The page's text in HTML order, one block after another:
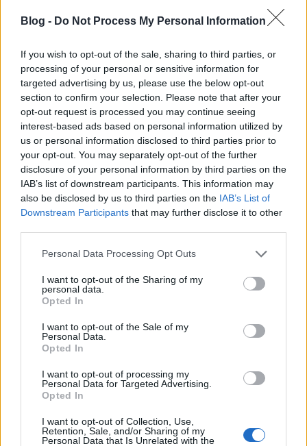
Blog - Do Not Process My Personal Information
If you wish to opt-out of the sale, sharing to third parties, or
processing of your personal or sensitive information for
targeted advertising by us, please use the below opt-out
section to confirm your selection. Please note that after your
opt-out request is processed you may continue seeing
interest-based ads based on personal information utilized by
us or personal information disclosed to third parties prior to
your opt-out. You may separately opt-out of the further
disclosure of your personal information by third parties on the
IAB’s list of downstream participants. This information may
also be disclosed by us to third parties on the IAB’s List of
Downstream Participants that may further disclose it to other
Please note that this website/app uses one or more Google
not limited to your visit or usage behaviour. You may click to
grant or deny consent to Google and its third-party tags to
use your data for below specified purposes in below Google
consent section.
Personal Data Processing Opt Outs
I want to opt-out of the Sharing of my
personal data.
Opted In
I want to opt-out of the Sale of my
Personal Data.
Opted In
I want to opt-out of processing my
Personal Data for Targeted Advertising.
Opted In
I want to opt-out of Collection, Use,
Retention, Sale, and/or Sharing of my
Personal Data that Is Unrelated with the
EGYSZERŰ, DE NAGYSZERŰ LIMONÁDÉ
(Tasty classic lemonade)
drkuktart• 2015. augusztus 14.
Legfeljebb negyed óra alatt elkészíthető, és
elképzelni sem tudnék kellemesebb üdítőt mint egy
citrusos limonádét ebben a ránk nehezedő ...